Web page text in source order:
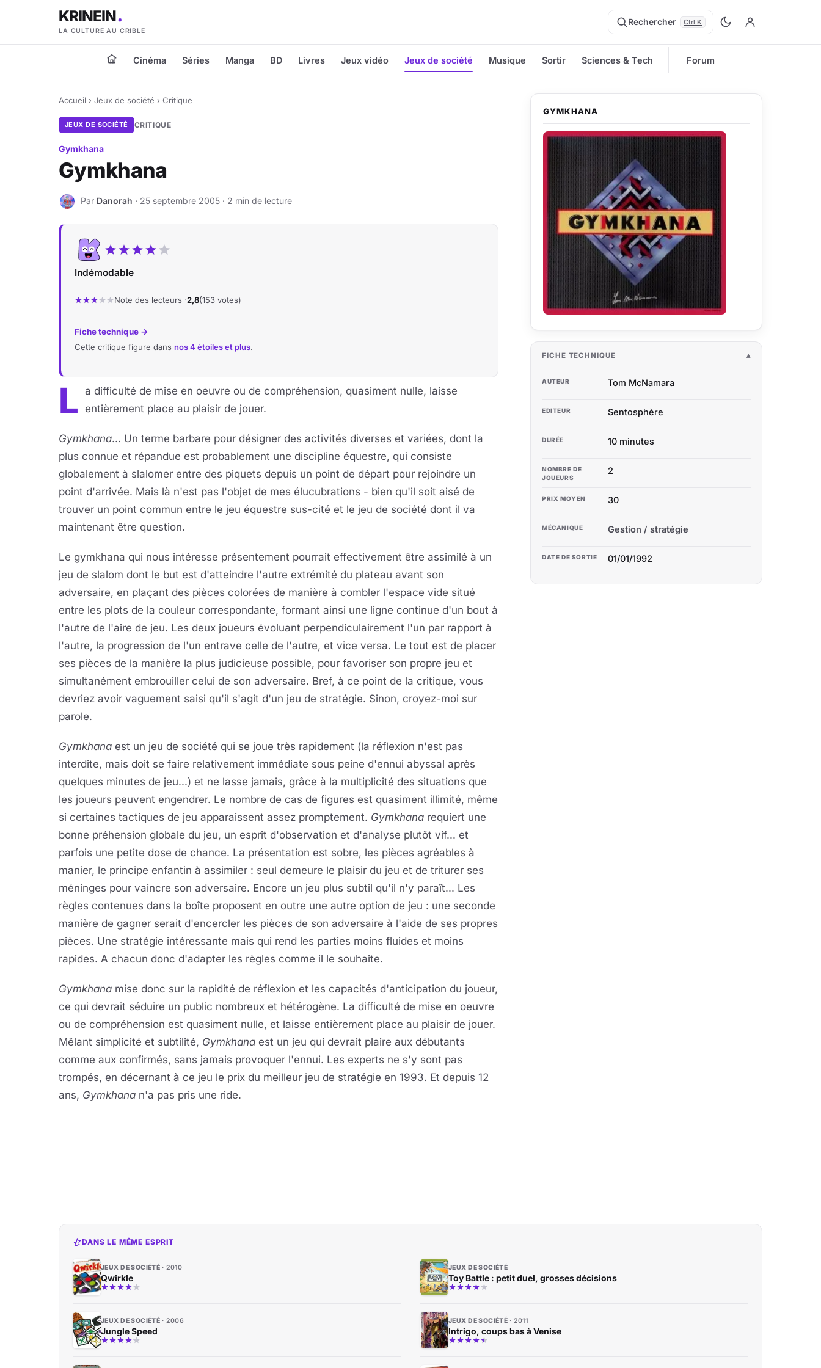
KRINEIN
LA CULTURE AU CRIBLE
Rechercher Ctrl K
Cinéma Séries Manga BD Livres Jeux vidéo Jeux de société Musique Sortir Sciences & Tech Forum
Accueil › Jeux de société › Critique
JEUX DE SOCIÉTÉ CRITIQUE
Gymkhana
Gymkhana
D Par Danorah · 25 septembre 2005 · 2 min de lecture
Indémodable
Note des lecteurs ·2,8(153 votes)
Fiche technique →
Cette critique figure dans nos 4 étoiles et plus.
L a difficulté de mise en oeuvre ou de compréhension, quasiment nulle, laisse
entièrement place au plaisir de jouer.
Gymkhana... Un terme barbare pour désigner des activités diverses et variées, dont la
plus connue et répandue est probablement une discipline équestre, qui consiste
globalement à slalomer entre des piquets depuis un point de départ pour rejoindre un
point d'arrivée. Mais là n'est pas l'objet de mes élucubrations - bien qu'il soit aisé de
trouver un point commun entre le jeu équestre sus-cité et le jeu de société dont il va
maintenant être question.
Le gymkhana qui nous intéresse présentement pourrait effectivement être assimilé à un
jeu de slalom dont le but est d'atteindre l'autre extrémité du plateau avant son
adversaire, en plaçant des pièces colorées de manière à combler l'espace vide situé
entre les plots de la couleur correspondante, formant ainsi une ligne continue d'un bout à
l'autre de l'aire de jeu. Les deux joueurs évoluant perpendiculairement l'un par rapport à
l'autre, la progression de l'un entrave celle de l'autre, et vice versa. Le tout est de placer
ses pièces de la manière la plus judicieuse possible, pour favoriser son propre jeu et
simultanément embrouiller celui de son adversaire. Bref, à ce point de la critique, vous
devriez avoir vaguement saisi qu'il s'agit d'un jeu de stratégie. Sinon, croyez-moi sur
parole.
Gymkhana est un jeu de société qui se joue très rapidement (la réflexion n'est pas
interdite, mais doit se faire relativement immédiate sous peine d'ennui abyssal après
quelques minutes de jeu...) et ne lasse jamais, grâce à la multiplicité des situations que
les joueurs peuvent engendrer. Le nombre de cas de figures est quasiment illimité, même
si certaines tactiques de jeu apparaissent assez promptement. Gymkhana requiert une
bonne préhension globale du jeu, un esprit d'observation et d'analyse plutôt vif... et
parfois une petite dose de chance. La présentation est sobre, les pièces agréables à
manier, le principe enfantin à assimiler : seul demeure le plaisir du jeu et de triturer ses
méninges pour vaincre son adversaire. Encore un jeu plus subtil qu'il n'y paraît... Les
règles contenues dans la boîte proposent en outre une autre option de jeu : une seconde
manière de gagner serait d'encercler les pièces de son adversaire à l'aide de ses propres
pièces. Une stratégie intéressante mais qui rend les parties moins fluides et moins
rapides. A chacun donc d'adapter les règles comme il le souhaite.
Gymkhana mise donc sur la rapidité de réflexion et les capacités d'anticipation du joueur,
ce qui devrait séduire un public nombreux et hétérogène. La difficulté de mise en oeuvre
ou de compréhension est quasiment nulle, et laisse entièrement place au plaisir de jouer.
Mêlant simplicité et subtilité, Gymkhana est un jeu qui devrait plaire aux débutants
comme aux confirmés, sans jamais provoquer l'ennui. Les experts ne s'y sont pas
trompés, en décernant à ce jeu le prix du meilleur jeu de stratégie en 1993. Et depuis 12
ans, Gymkhana n'a pas pris une ride.
GYMKHANA
FICHE TECHNIQUE
AUTEUR Tom McNamara
EDITEUR Sentosphère
DURÉE 10 minutes
NOMBRE DE
JOUEURS
2
PRIX MOYEN 30
MÉCANIQUE Gestion / stratégie
DATE DE SORTIE 01/01/1992
DANS LE MÊME ESPRIT
JEUX DE SOCIÉTÉ 2010
Qwirkle
JEUX DE SOCIÉTÉ
Toy Battle : petit duel, grosses décisions
JEUX DE SOCIÉTÉ 2006
Jungle Speed
JEUX DE SOCIÉTÉ 2011
Intrigo, coups bas à Venise